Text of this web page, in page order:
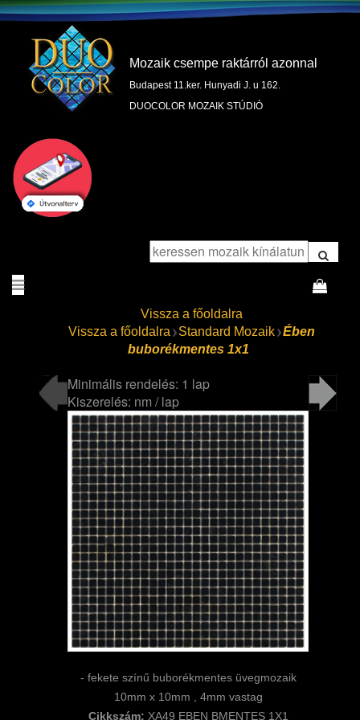
Mozaik csempe raktárról azonnal
Budapest 11.ker. Hunyadi J. u 162.
DUOCOLOR MOZAIK STÚDIÓ
Vissza a főoldalra
Vissza a főoldalra
Standard Mozaik
Ében
buborékmentes 1x1
Minimális rendelés: 1 lap
Kiszerelés: nm / lap
- fekete színű buborékmentes üvegmozaik
10mm x 10mm , 4mm vastag
Cikkszám: XA49 EBEN BMENTES 1X1